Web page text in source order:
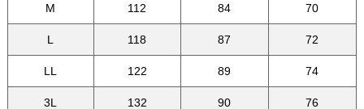
M 112 84 70
L 118 87 72
LL 122 89 74
3L 132 90 76